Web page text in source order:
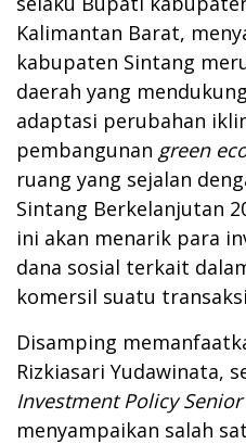
Kalimantan Barat,
kabupaten Sintang
daerah yang
adaptasi perubahan
pembangunan green
ruang yang sejalan
Sintang Berkelanjutan
ini akan menarik para
dana sosial terkait
komersil suatu
Disamping
Rizkiasari Yudawinata,
Investment Policy
menyampaikan salah